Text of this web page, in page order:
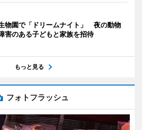
物園で「ドリームナイト」 夜の動物
害のある子どもと家族を招待
もっと見る
フォトフラッシュ